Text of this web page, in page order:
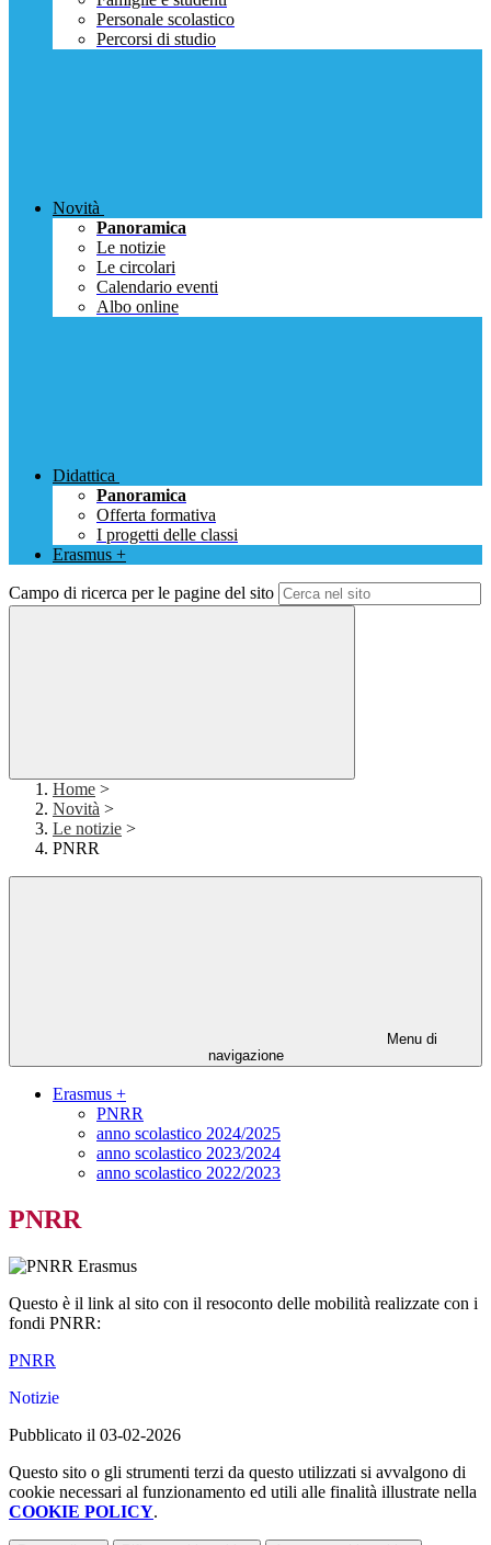
Personale scolastico
Percorsi di studio
Novità
Panoramica
Le notizie
Le circolari
Calendario eventi
Albo online
Didattica
Panoramica
Offerta formativa
I progetti delle classi
Erasmus +
Campo di ricerca per le pagine del sito
Home >
Novità >
Le notizie >
PNRR
Menu di
navigazione
Erasmus +
PNRR
anno scolastico 2024/2025
anno scolastico 2023/2024
anno scolastico 2022/2023
PNRR
Questo è il link al sito con il resoconto delle mobilità realizzate con i
fondi PNRR:
PNRR
Notizie
Pubblicato il 03-02-2026
Questo sito o gli strumenti terzi da questo utilizzati si avvalgono di
cookie necessari al funzionamento ed utili alle finalità illustrate nella
COOKIE POLICY.